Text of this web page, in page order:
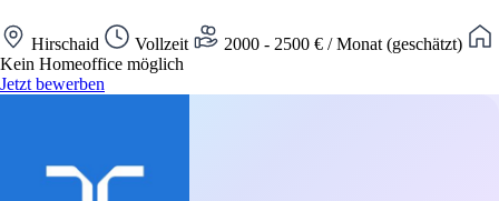
Hirschaid Vollzeit
2000 - 2500 € / Monat (geschätzt)
Kein Homeoffice möglich
Jetzt bewerben